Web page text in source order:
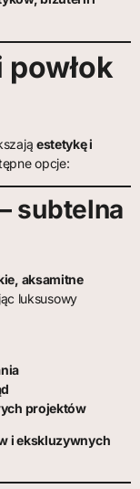
estetykę i
opcje:
subtelna
aksamitne
luksusowy
projektów
i ekskluzywnych